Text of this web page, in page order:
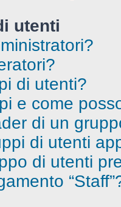
utenti
di utenti?
e come
di un
di utenti
di utenti